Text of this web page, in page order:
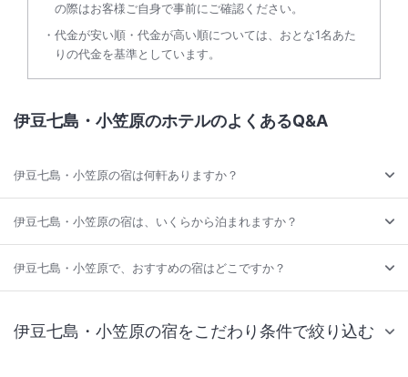
の際はお客様ご自身で事前にご確認ください。
代金が安い順・代金が高い順については、おとな1名あた
りの代金を基準としています。
伊豆七島・小笠原のホテルのよくあるQ&A
伊豆七島・小笠原の宿は何軒ありますか？
伊豆七島・小笠原の宿は、いくらから泊まれますか？
伊豆七島・小笠原で、おすすめの宿はどこですか？
伊豆七島・小笠原の宿をこだわり条件で絞り込む